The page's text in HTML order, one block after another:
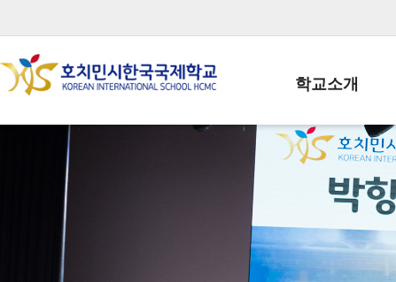
학교소개
학교장인사말
학교상징
학교연혁